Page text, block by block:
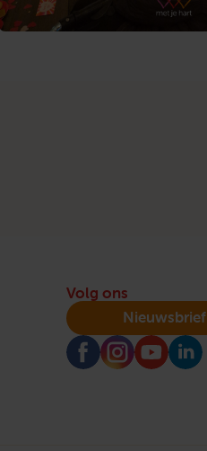
Volg ons
Nieuwsbrief